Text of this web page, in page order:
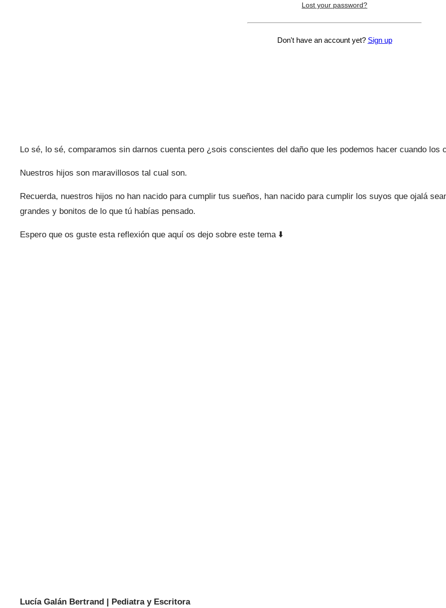
Lo sé, lo sé, comparamos sin darnos cuenta pero ¿sois conscientes del daño que les podemos hacer cuando los
Nuestros hijos son maravillosos tal cual son.
Recuerda, nuestros hijos no han nacido para cumplir tus sueños, han nacido para cumplir los suyos que ojalá
grandes y bonitos de lo que tú habías pensado.
Espero que os guste esta reflexión que aquí os dejo sobre este tema ⬇️
Lucía Galán Bertrand | Pediatra y Escritora
Lost your password?
Don't have an account yet? Sign up